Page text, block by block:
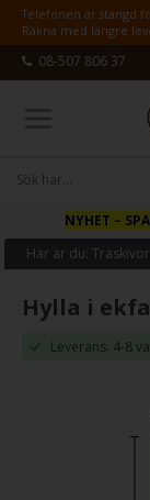
Telefonen är stängd
Räkna med längre
08-507 806 37
NYHET–
Här är du:Träskivor
Hylla i
Leverans: 4-8